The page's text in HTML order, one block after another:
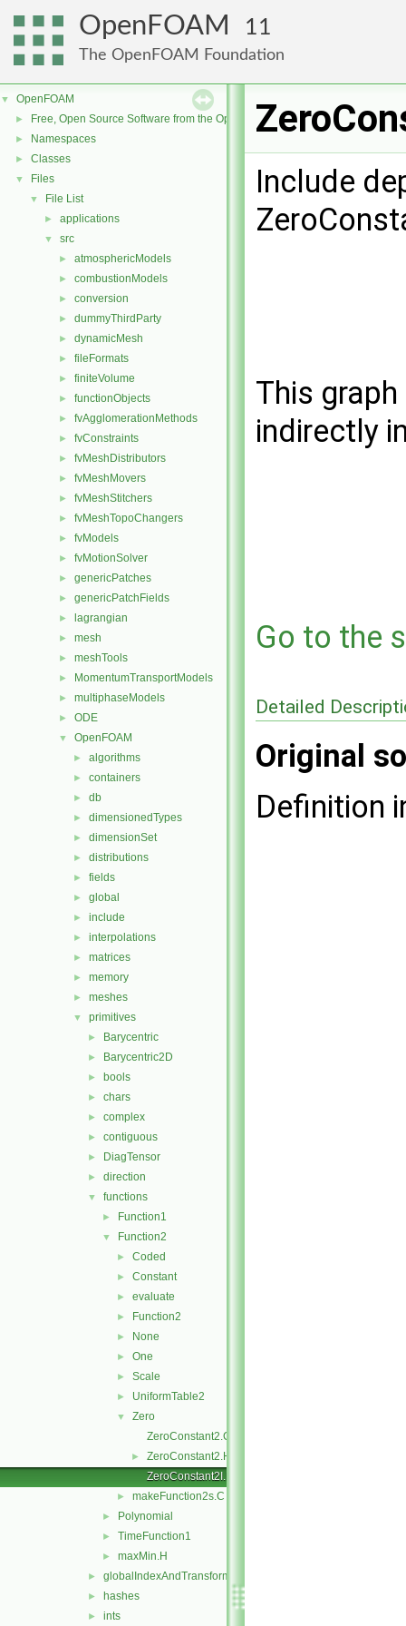
OpenFOAM 11
The OpenFOAM Foundation
▼ OpenFOAM
► Free, Open Source Software from the OpenFOAM Foundation
► Namespaces
► Classes
▼ Files
▼ File List
► applications
▼ src
► atmosphericModels
► combustionModels
► conversion
► dummyThirdParty
► dynamicMesh
► fileFormats
► finiteVolume
► functionObjects
► fvAgglomerationMethods
► fvConstraints
► fvMeshDistributors
► fvMeshMovers
► fvMeshStitchers
► fvMeshTopoChangers
► fvModels
► fvMotionSolver
► genericPatches
► genericPatchFields
► lagrangian
► mesh
► meshTools
► MomentumTransportModels
► multiphaseModels
► ODE
▼ OpenFOAM
► algorithms
► containers
► db
► dimensionedTypes
► dimensionSet
► distributions
► fields
► global
► include
► interpolations
► matrices
► memory
► meshes
▼ primitives
► Barycentric
► Barycentric2D
► bools
► chars
► complex
► contiguous
► DiagTensor
► direction
▼ functions
► Function1
▼ Function2
► Coded
► Constant
► evaluate
► Function2
► None
► One
► Scale
► UniformTable2
▼
Zero
ZeroConstant2.C
►
ZeroConstant2.H
ZeroConstant2I.H
► makeFunction2s.C
► Polynomial
► TimeFunction1
► maxMin.H
► globalIndexAndTransform
► hashes
► ints
Include
This
indirectly
Go to the
Detailed
Original
Definition